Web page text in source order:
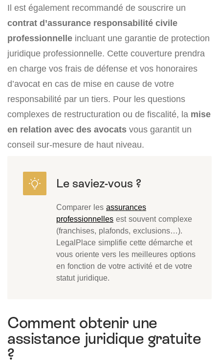
Il est également recommandé de souscrire un
contrat d’assurance responsabilité civile
professionnelle incluant une garantie de protection
juridique professionnelle. Cette couverture prendra
en charge vos frais de défense et vos honoraires
d’avocat en cas de mise en cause de votre
responsabilité par un tiers. Pour les questions
complexes de restructuration ou de fiscalité, la mise
en relation avec des avocats vous garantit un
conseil sur-mesure de haut niveau.
Comparer les assurances
professionnelles est souvent complexe
(franchises, plafonds, exclusions…).
LegalPlace simplifie cette démarche et
vous oriente vers les meilleures options
en fonction de votre activité et de votre
statut juridique.
Comment obtenir une
assistance juridique gratuite
?